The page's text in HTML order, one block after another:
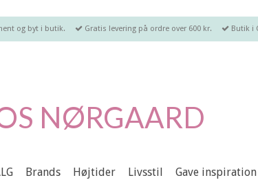
og byt i butik. Gratis levering på ordre over 600 kr. Butik i
NØRGAARD
Brands Højtider Livsstil Gave inspiration